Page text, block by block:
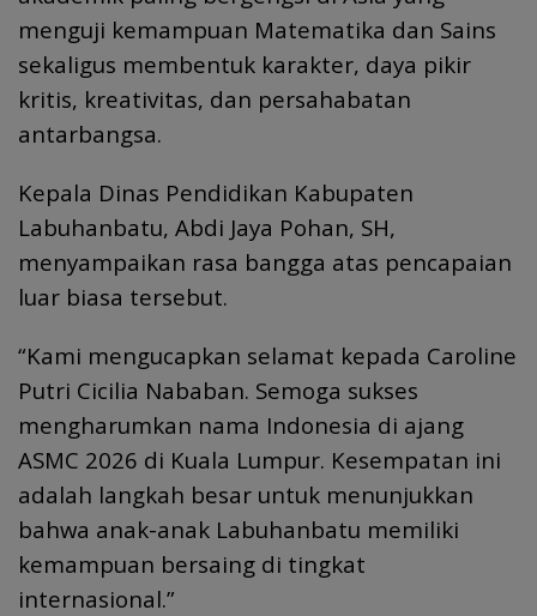
menguji kemampuan Matematika dan Sains
sekaligus membentuk karakter, daya pikir
kritis, kreativitas, dan persahabatan
antarbangsa.
Kepala Dinas Pendidikan Kabupaten
Labuhanbatu, Abdi Jaya Pohan, SH,
menyampaikan rasa bangga atas pencapaian
luar biasa tersebut.
“Kami mengucapkan selamat kepada Caroline
Putri Cicilia Nababan. Semoga sukses
mengharumkan nama Indonesia di ajang
ASMC 2026 di Kuala Lumpur. Kesempatan ini
adalah langkah besar untuk menunjukkan
bahwa anak-anak Labuhanbatu memiliki
kemampuan bersaing di tingkat
internasional.”